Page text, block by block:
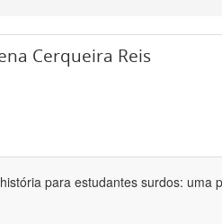
Cerqueira Reis
para estudantes surdos: uma